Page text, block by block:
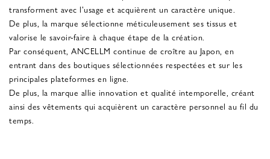
transforment avec l'usage et acquièrent un caractère unique.
De plus, la marque sélectionne méticuleusement ses tissus et
valorise le savoir-faire à chaque étape de la création.
Par conséquent, ANCELLM continue de croître au Japon, en
entrant dans des boutiques sélectionnées respectées et sur les
principales plateformes en ligne.
De plus, la marque allie innovation et qualité intemporelle, créant
ainsi des vêtements qui acquièrent un caractère personnel au fil du
temps.